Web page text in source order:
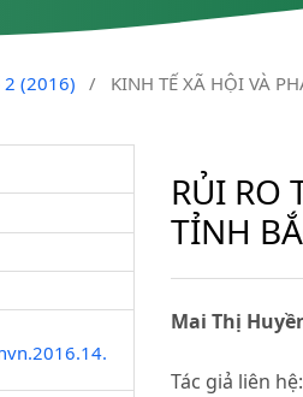
2 (2016) / KINH TẾ XÃ HỘI VÀ
RỦI RO
TỈNH
Mai Thị
Tác giả liên hệ: